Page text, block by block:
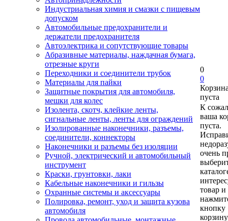
Индустриальная химия и смазки с пищевым
допуском
Автомобильные предохранители и
держатели предохранителя
Автоэлектрика и сопутствующие товары
Абразивные материалы, наждачная бумага,
отрезные круги
Переходники и соединители трубок
Материалы для пайки
Защитные покрытия для автомобиля,
мешки для колес
Изолента, скотч, клейкие ленты,
сигнальные ленты, ленты для ограждений
Изолированные наконечники, разъемы,
соединители, коннекторы
Наконечники и разъемы без изоляции
Ручной, электрический и автомобильный
инструмент
Краски, грунтовки, лаки
Кабельные наконечники и гильзы
Охранные системы и аксессуары
Полировка, ремонт, уход и защита кузова
автомобиля
0
0
пуста
К
ваша
пуста.
очень
товар и
кнопку